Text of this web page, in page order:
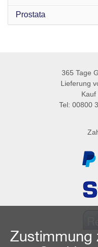
Prostata
365 Tage
Lieferung
Kauf
Tel: 00800
Zustimmung